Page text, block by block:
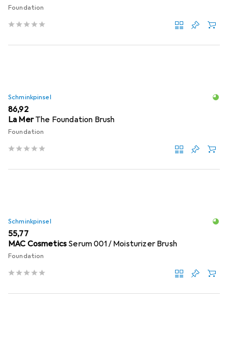
Foundation
Schminkpinsel
EUR
86,92
La Mer The Foundation Brush
Foundation
Schminkpinsel
EUR
55,77
MAC Cosmetics Serum 001 / Moisturizer Brush
Foundation